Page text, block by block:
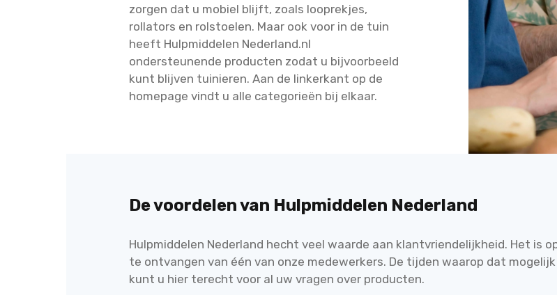
zorgen dat u mobiel blijft, zoals looprekjes,
rollators en rolstoelen. Maar ook voor in de tuin
heeft Hulpmiddelen Nederland.nl
ondersteunende producten zodat u bijvoorbeeld
kunt blijven tuinieren. Aan de linkerkant op de
homepage vindt u alle categorieën bij elkaar.
De voordelen van Hulpmiddelen Nederland
Hulpmiddelen Nederland hecht veel waarde aan klantvriendelijkheid. Het is
te ontvangen van één van onze medewerkers. De tijden waarop dat
kunt u hier terecht voor al uw vragen over producten.